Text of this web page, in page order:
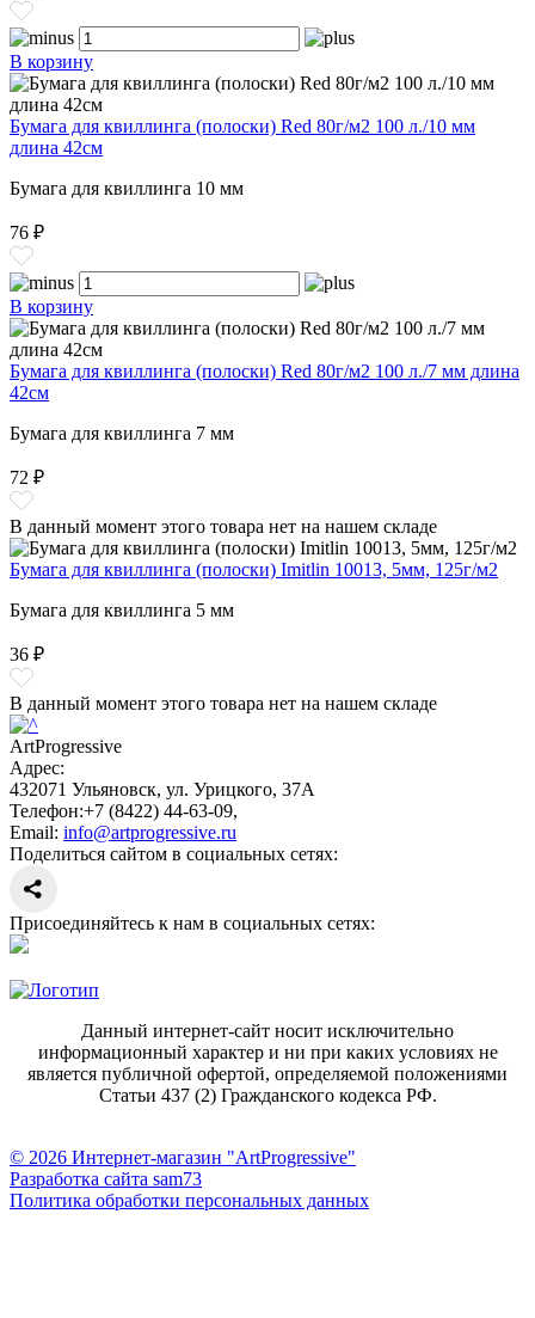
В корзину
Бумага для квиллинга (полоски) Red 80г/м2 100 л./10 мм
длина 42см
Бумага для квиллинга 10 мм
76 ₽
В корзину
Бумага для квиллинга (полоски) Red 80г/м2 100 л./7 мм длина
42см
Бумага для квиллинга 7 мм
72 ₽
В данный момент этого товара нет на нашем складе
Бумага для квиллинга (полоски) Imitlin 10013, 5мм, 125г/м2
Бумага для квиллинга 5 мм
36 ₽
В данный момент этого товара нет на нашем складе
ArtProgressive
Адрес:
432071 Ульяновск, ул. Урицкого, 37А
Телефон:+7 (8422) 44-63-09,
Email: info@artprogressive.ru
Поделиться сайтом в социальных сетях:
Присоединяйтесь к нам в социальных сетях:
Данный интернет-сайт носит исключительно
информационный характер и ни при каких условиях не
является публичной офертой, определяемой положениями
Статьи 437 (2) Гражданского кодекса РФ.
© 2026 Интернет-магазин "ArtProgressive"
Разработка сайта sam73
Политика обработки персональных данных